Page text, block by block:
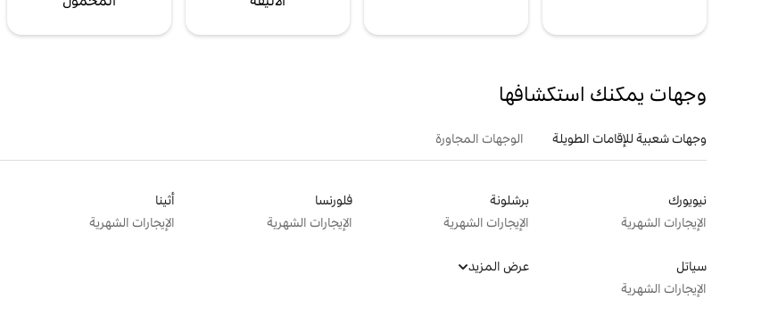
وجهات يمكنك استكشافها
وجهات شعبية للإقامات الطويلة الوجهات المجاورة
نيويورك
الإيجارات الشهرية
برشلونة
الإيجارات الشهرية
فلورنسا
الإيجارات الشهرية
أثينا
الإيجارات الشهرية
سياتل
الإيجارات الشهرية
عرض المزيد